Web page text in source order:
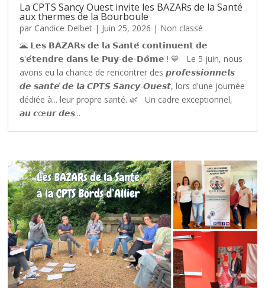
La CPTS Sancy Ouest invite les BAZARs de la Santé
aux thermes de la Bourboule
par Candice Delbet | Juin 25, 2026 | Non classé
🌋 𝗟𝗲𝘀 𝗕𝗔𝗭𝗔𝗥𝘀 𝗱𝗲 𝗹𝗮 𝗦𝗮𝗻𝘁𝗲́ 𝗰𝗼𝗻𝘁𝗶𝗻𝘂𝗲𝗻𝘁 𝗱𝗲
𝘀'𝗲́𝘁𝗲𝗻𝗱𝗿𝗲 𝗱𝗮𝗻𝘀 𝗹𝗲 𝗣𝘂𝘆-𝗱𝗲-𝗗𝗼̂𝗺𝗲 ! 💙 Le 5 juin, nous
avons eu la chance de rencontrer des 𝙥𝙧𝙤𝙛𝙚𝙨𝙨𝙞𝙤𝙣𝙣𝙚𝙡𝙨
𝙙𝙚 𝙨𝙖𝙣𝙩𝙚́ 𝙙𝙚 𝙡𝙖 𝘾𝙋𝙏𝙎 𝙎𝙖𝙣𝙘𝙮-𝙊𝙪𝙚𝙨𝙩, lors d'une journée
dédiée à... leur propre santé. 🌿 Un cadre exceptionnel,
𝙖𝙪 𝙘œ𝙪𝙧 𝙙𝙚𝙨...